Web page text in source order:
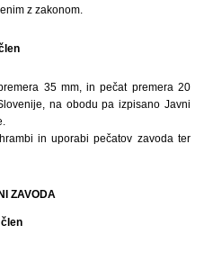
z zakonom.
35 mm, in pečat premera 20
na obodu pa izpisano Javni
in uporabi pečatov zavoda ter
ZAVODA